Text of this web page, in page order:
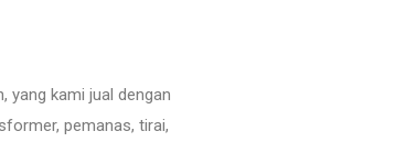
yang kami jual dengan
pemanas, tirai,